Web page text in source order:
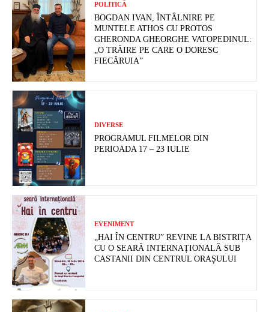
POLITICĂ
BOGDAN IVAN, ÎNTÂLNIRE PE
MUNTELE ATHOS CU PROTOS
GHERONDA GHEORGHE VATOPEDINUL:
„O TRĂIRE PE CARE O DORESC
FIECĂRUIA”
DIVERSE
PROGRAMUL FILMELOR DIN
PERIOADA 17 – 23 IULIE
EVENIMENT
„HAI ÎN CENTRU” REVINE LA BISTRIȚA
CU O SEARĂ INTERNAȚIONALĂ SUB
CASTANII DIN CENTRUL ORAȘULUI